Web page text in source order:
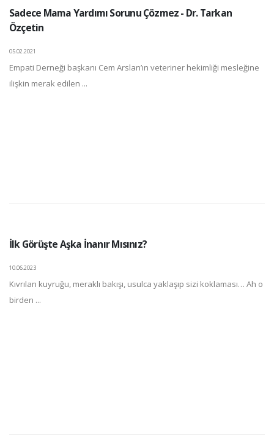
Sadece Mama Yardımı Sorunu Çözmez - Dr. Tarkan
Özçetin
05.02.2021
Empati Derneği başkanı Cem Arslan’ın veteriner hekimliği mesleğine
ilişkin merak edilen ...
İlk Görüşte Aşka İnanır Mısınız?
10.06.2023
Kıvrılan kuyruğu, meraklı bakışı, usulca yaklaşıp sizi koklaması… Ah o
birden ...